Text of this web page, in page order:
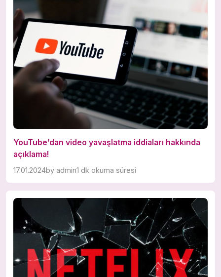
YouTube’dan video yavaşlatma iddiaları hakkında
açıklama!
17.01.2024by admin1 dk okuma süresi